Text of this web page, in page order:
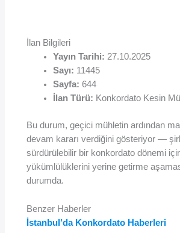
İlan Bilgileri
Yayın Tarihi: 27.10.2025
Sayı: 11445
Sayfa: 644
İlan Türü: Konkordato Kesin
Bu durum, geçici mühletin ardından
devam kararı verdiğini gösteriyor —
sürdürülebilir bir konkordato dönemi
yükümlülüklerini yerine getirme
durumda.
Benzer Haberler
İstanbul’da Konkordato Haberleri